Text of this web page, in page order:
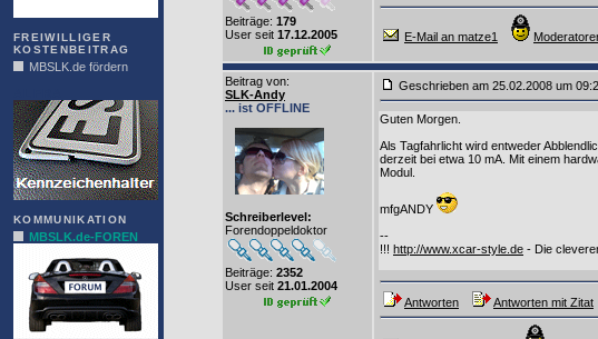
FREIWILLIGER
KOSTENBEITRAG
MBSLK.de fördern
KOMMUNIKATION
MBSLK.de-FOREN
Beiträge: 179
User seit 17.12.2005 E-Mail an matze1
Beitrag von:
SLK-Andy
... ist OFFLINE
Schreiberlevel:
Forendoppeldoktor
Beiträge: 2352
User seit 21.01.2004
Geschrieben am 25.02.2008 um
Guten Morgen.
Als Tagfahrlicht wird entweder
derzeit bei etwa 10 mA. Mit einem
Modul.
mfgANDY
--
!!! http://www.xcar-style.de - Die
Antworten Antworten mit Zitat